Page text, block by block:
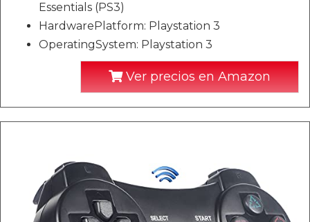
Essentials (PS3)
HardwarePlatform: Playstation 3
OperatingSystem: Playstation 3
Ver precios en Amazon